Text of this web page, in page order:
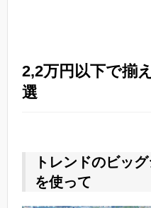
2,2万円以下で揃
選
トレンドのビッ
を使って